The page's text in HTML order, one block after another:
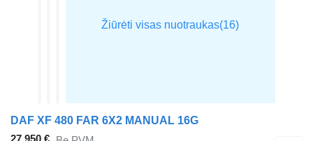
DAF XF 480 FAR 6X2 MANUAL 16G